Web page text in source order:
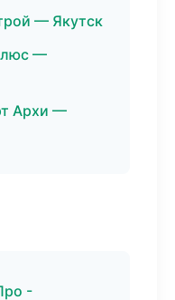
— Якутск
—
Архи —
-